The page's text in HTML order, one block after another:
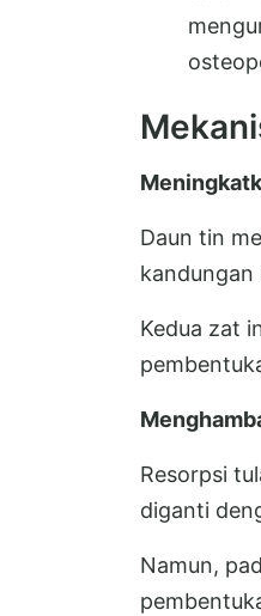
Daun tin
kandungan
Kedua zat
Resorpsi
diganti
Namun,